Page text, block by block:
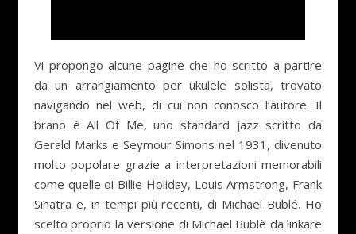
Vi propongo alcune pagine che ho scritto a partire
da un arrangiamento per ukulele solista, trovato
navigando nel web, di cui non conosco l’autore. Il
brano è All Of Me, uno standard jazz scritto da
Gerald Marks e Seymour Simons nel 1931, divenuto
molto popolare grazie a interpretazioni memorabili
come quelle di Billie Holiday, Louis Armstrong, Frank
Sinatra e, in tempi più recenti, di Michael Bublé. Ho
scelto proprio la versione di Michael Bublè da linkare